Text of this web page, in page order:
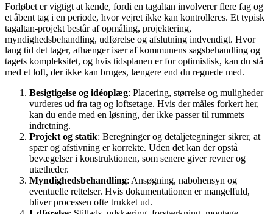
Forløbet er vigtigt at kende, fordi en tagaltan involverer flere fag og
et åbent tag i en periode, hvor vejret ikke kan kontrolleres. Et typisk
tagaltan-projekt består af opmåling, projektering,
myndighedsbehandling, udførelse og afslutning indvendigt. Hvor
lang tid det tager, afhænger især af kommunens sagsbehandling og
tagets kompleksitet, og hvis tidsplanen er for optimistisk, kan du stå
med et loft, der ikke kan bruges, længere end du regnede med.
Besigtigelse og idéoplæg: Placering, størrelse og muligheder
vurderes ud fra tag og loftsetage. Hvis der måles forkert her,
kan du ende med en løsning, der ikke passer til rummets
indretning.
Projekt og statik: Beregninger og detaljetegninger sikrer, at
spær og afstivning er korrekte. Uden det kan der opstå
bevægelser i konstruktionen, som senere giver revner og
utætheder.
Myndighedsbehandling: Ansøgning, nabohensyn og
eventuelle rettelser. Hvis dokumentationen er mangelfuld,
bliver processen ofte trukket ud.